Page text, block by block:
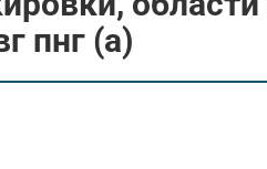
пнг (а)